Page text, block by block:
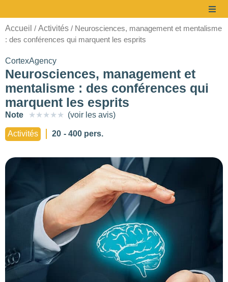
Accueil / Activités / Neurosciences, management et mentalisme
: des conférences qui marquent les esprits
CortexAgency
Neurosciences, management et
mentalisme : des conférences qui
marquent les esprits
Note ★★★★★ (voir les avis)
Activités 20 - 400 pers.